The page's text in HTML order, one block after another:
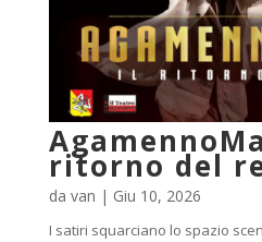
ritorno del
da van | Giu 10, 2026
I satiri squarciano lo spazio